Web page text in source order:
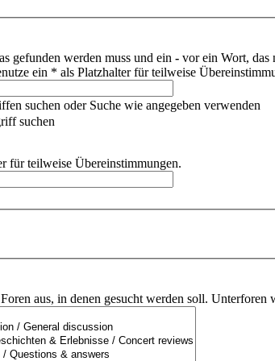
gefunden werden muss und ein - vor ein Wort, das
ein * als Platzhalter für teilweise
suchen oder Suche wie angegeben verwenden
suchen
für teilweise Übereinstimmungen.
aus, in denen gesucht werden soll.